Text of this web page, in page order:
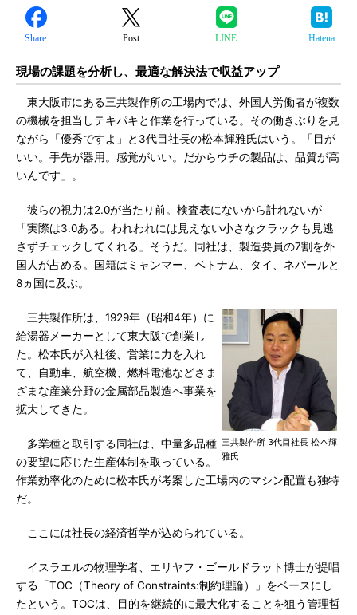
Share Post LINE Hatena
現場の課題を分析し、最適な解決法で収益アップ
東大阪市にある三共製作所の工場内では、外国人労働者が複数
の機械を担当しテキパキと作業を行っている。その働きぶりを見
ながら「優秀ですよ」と3代目社長の松本輝雅氏はいう。「目が
いい。手先が器用。感覚がいい。だからウチの製品は、品質が高
いんです」。
彼らの視力は2.0が当たり前。検査表にないから計れないが
「実際は3.0ある。われわれには見えない小さなクラックも見逃
さずチェックしてくれる」そうだ。同社は、製造要員の7割を外
国人が占める。国籍はミャンマー、ベトナム、タイ、ネパールと
8ヵ国に及ぶ。
三共製作所 3代目社長 松本輝
雅氏
三共製作所は、1929年（昭和4年）に
給湯器メーカーとして東大阪で創業し
た。松本氏が入社後、営業に力を入れ
て、自動車、航空機、燃料電池などさま
ざまな産業分野の金属部品製造へ事業を
拡大してきた。
多業種と取引する同社は、中量多品種
の要望に応じた生産体制を取っている。
作業効率化のために松本氏が考案した工場内のマシン配置も独特
だ。
ここには社長の経済哲学が込められている。
イスラエルの物理学者、エリヤフ・ゴールドラット博士が提唱
する「TOC（Theory of Constraints:制約理論）」をベースにし
たという。TOCは、目的を継続的に最大化することを狙う管理哲